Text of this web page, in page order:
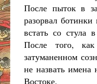
После пыток в
разорвал
встать со стула
После того,
затуманенном
не назвать
Востоке.